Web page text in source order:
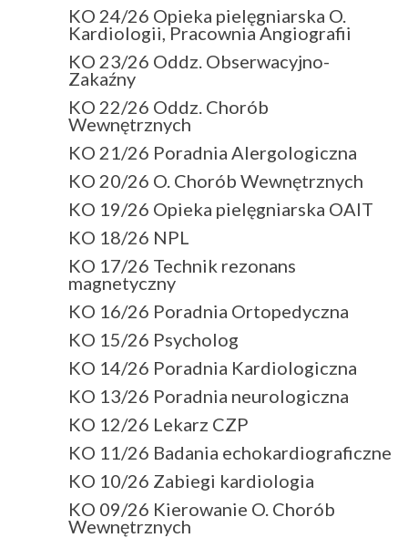
KO 24/26 Opieka pielęgniarska O.
Kardiologii, Pracownia Angiografii
KO 23/26 Oddz. Obserwacyjno-
Zakaźny
KO 22/26 Oddz. Chorób
Wewnętrznych
KO 21/26 Poradnia Alergologiczna
KO 20/26 O. Chorób Wewnętrznych
KO 19/26 Opieka pielęgniarska OAIT
KO 18/26 NPL
KO 17/26 Technik rezonans
magnetyczny
KO 16/26 Poradnia Ortopedyczna
KO 15/26 Psycholog
KO 14/26 Poradnia Kardiologiczna
KO 13/26 Poradnia neurologiczna
KO 12/26 Lekarz CZP
KO 11/26 Badania echokardiograficzne
KO 10/26 Zabiegi kardiologia
KO 09/26 Kierowanie O. Chorób
Wewnętrznych